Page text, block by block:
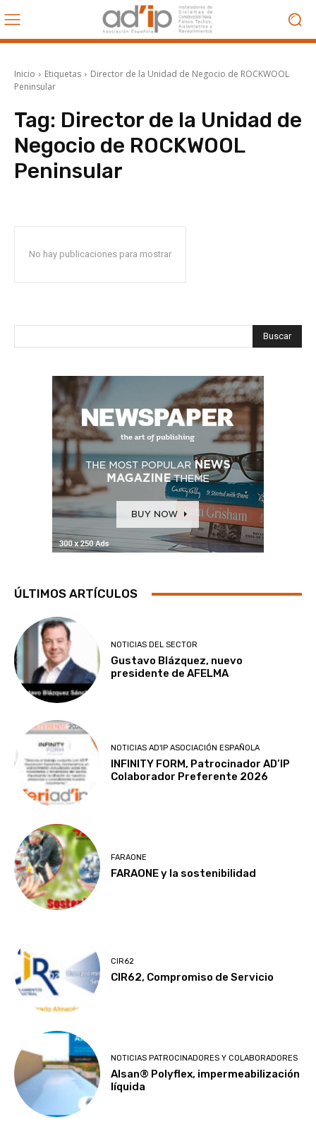
Inicio Etiquetas
Director de la Unidad de Negocio de ROCKWOOL
Peninsular
Tag: Director de la Unidad de
Negocio de ROCKWOOL
Peninsular
No hay publicaciones para mostrar
Buscar
ÚLTIMOS ARTÍCULOS
NOTICIAS DEL SECTOR
Gustavo Blázquez, nuevo
presidente de AFELMA
NOTICIAS AD'IP ASOCIACIÓN ESPAÑOLA
INFINITY FORM, Patrocinador AD’IP
Colaborador Preferente 2026
FARAONE
FARAONE y la sostenibilidad
CIR62
CIR62, Compromiso de Servicio
NOTICIAS PATROCINADORES Y COLABORADORES
Alsan® Polyflex, impermeabilización
líquida